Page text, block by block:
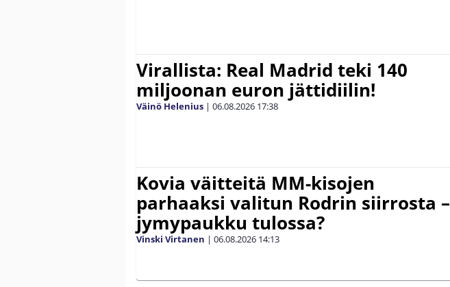
Virallista: Real Madrid teki 140
miljoonan euron jättidiilin!
Väinö Helenius | 06.08.2026 17:38
Kovia väitteitä MM-kisojen
parhaaksi valitun Rodrin siirrosta –
jymypaukku tulossa?
Vinski Virtanen | 06.08.2026 14:13